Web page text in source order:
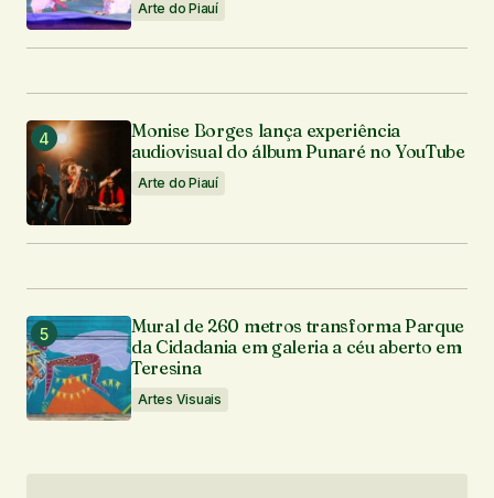
Arte do Piauí
Monise Borges lança experiência
audiovisual do álbum Punaré no YouTube
Arte do Piauí
Mural de 260 metros transforma Parque
da Cidadania em galeria a céu aberto em
Teresina
Artes Visuais